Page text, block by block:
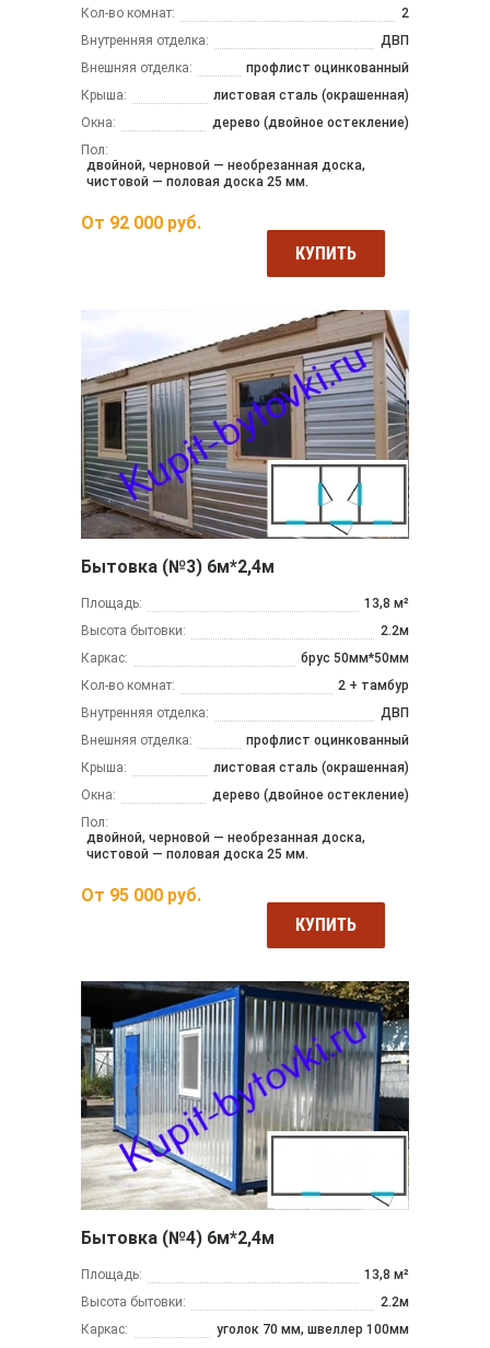
Кол-во комнат:
2
Внутренняя отделка:
ДВП
Внешняя отделка:
профлист оцинкованный
Крыша:
листовая сталь (окрашенная)
Окна:
дерево (двойное остекление)
Пол:
двойной, черновой — необрезанная доска,
чистовой — половая доска 25 мм.
От 92 000 руб.
КУПИТЬ
Бытовка (№3) 6м*2,4м
Площадь:
13,8 м²
Высота бытовки:
2.2м
Каркас:
брус 50мм*50мм
Кол-во комнат:
2 + тамбур
Внутренняя отделка:
ДВП
Внешняя отделка:
профлист оцинкованный
Крыша:
листовая сталь (окрашенная)
Окна:
дерево (двойное остекление)
Пол:
двойной, черновой — необрезанная доска,
чистовой — половая доска 25 мм.
От 95 000 руб.
КУПИТЬ
Бытовка (№4) 6м*2,4м
Площадь:
13,8 м²
Высота бытовки:
2.2м
Каркас:
уголок 70 мм, швеллер 100мм